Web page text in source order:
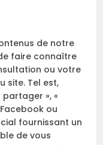
de notre
faire connaître
ou votre
site. Tel est,
», «
ou
fournissant un
de vous